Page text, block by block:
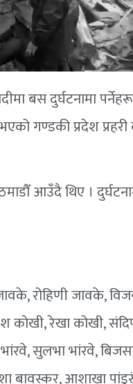
बस दुर्घटनामा
गण्डकी प्रदेश
आउँदै थिए ।
रोहिणी जावके,
रेखा कोखी,
सुलभा भांरवे,
बावस्कर, आशाखा